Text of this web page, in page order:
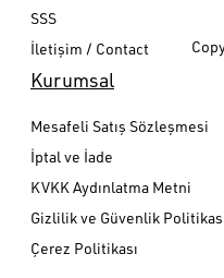
SSS
İletişim / Contact
Kurumsal
Mesafeli Satış Sözleşmesi
İptal ve İade
KVKK Aydınlatma Metni
Gizlilik ve Güvenlik
Çerez Politikası